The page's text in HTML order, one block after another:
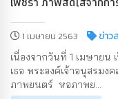
1 เมษายน 2563 ข่าว
เนื่องจากวันที่ 1 เมษายน
เธอ พระองค์เจ้าอนุสรมง
ภาพยนตร์ หอภาพย...